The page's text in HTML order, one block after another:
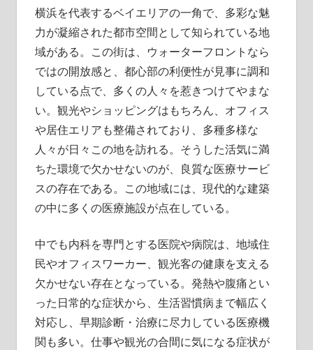
へ。横浜を代表するベイエリアの一角で、多彩な魅
力が凝縮された都市空間として知られている地
域がある。 この街は、ウォーターフロントなら
ではの開放感と、都心部の利便性が見事に調和
している点で、多くの人々を惹きつけてやまな
い。観光やショッピングはもちろん、オフィス
や居住エリアも整備されており、多種多様な
人々が日々この地を訪れる。そうした活気に満
ちた環境で欠かせないのが、良質な医療サービ
スの存在である。この地域には、現代的な建築
の中に多くの医療施設が点在している。
中でも内科を専門とする医院や病院は、地域住
民やオフィスワーカー、観光客の健康を支える
欠かせない存在となっている。発熱や腹痛とい
った日常的な症状から、生活習慣病まで幅広く
対応し、早期診断・治療に尽力している医療機
関も多い。仕事や観光の合間に気になる症状が